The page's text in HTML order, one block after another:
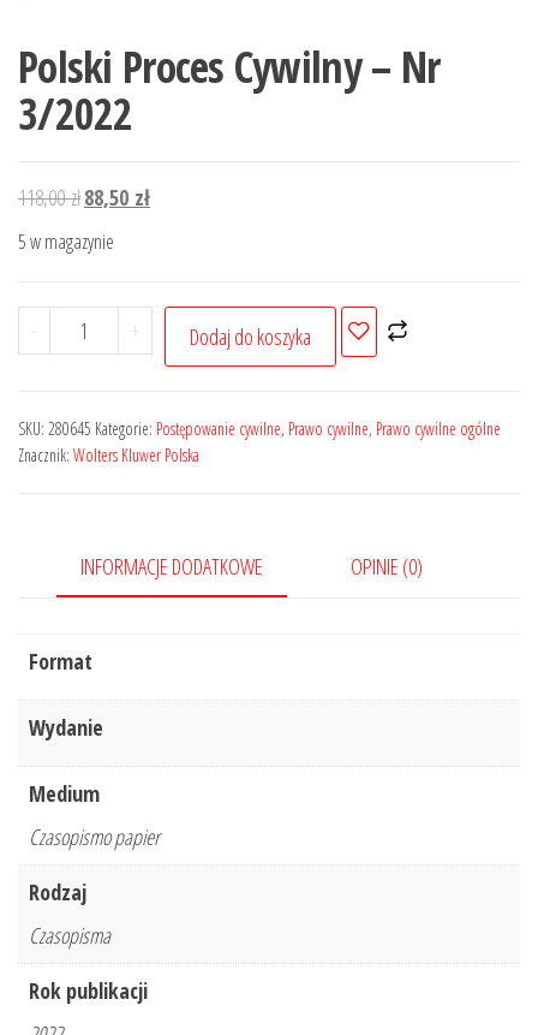
Polski Proces Cywilny – Nr
3/2022
118,00złPierwotna
cena
wynosiła:
88,50 złAktualna
5 w magazynie
-
ilość
Polski
Cywilny
-
+ Dodaj do koszyka
SKU: 280645 Kategorie: Postępowanie cywilne, Prawo cywilne, Prawo cywilne ogólne
Znacznik: Wolters Kluwer Polska
INFORMACJE DODATKOWE OPINIE (0)
Format
Wydanie
Medium
Czasopismo papier
Rodzaj
Czasopisma
Rok publikacji